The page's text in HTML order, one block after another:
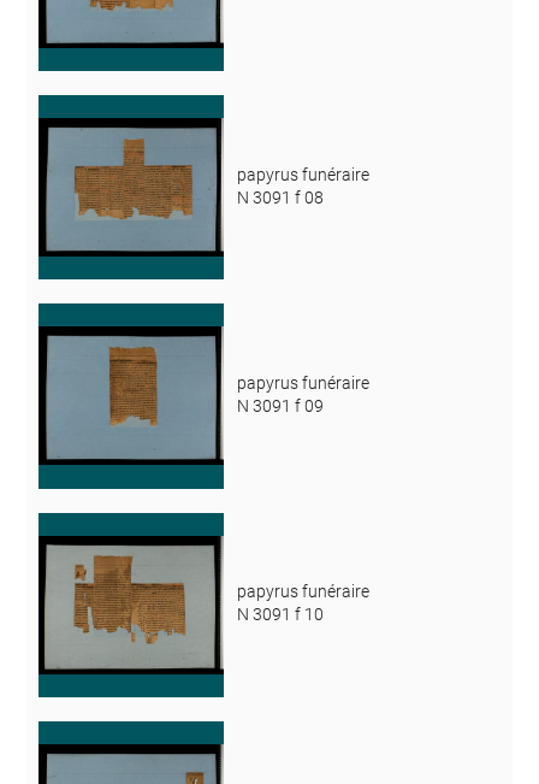
papyrus funéraire
N 3091 f 08
papyrus funéraire
N 3091 f 09
papyrus funéraire
N 3091 f 10